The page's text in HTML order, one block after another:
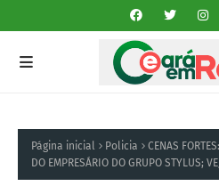
Página inicial Policia
CENAS
DO EMPRESÁRIO DO GRUPO STYLUS;